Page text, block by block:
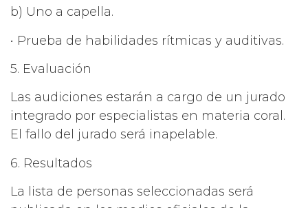
b) Uno a capella.
• Prueba de habilidades rítmicas y auditivas.
5. Evaluación
Las audiciones estarán a cargo de un jurado
integrado por especialistas en materia coral.
El fallo del jurado será inapelable.
6. Resultados
La lista de personas seleccionadas será